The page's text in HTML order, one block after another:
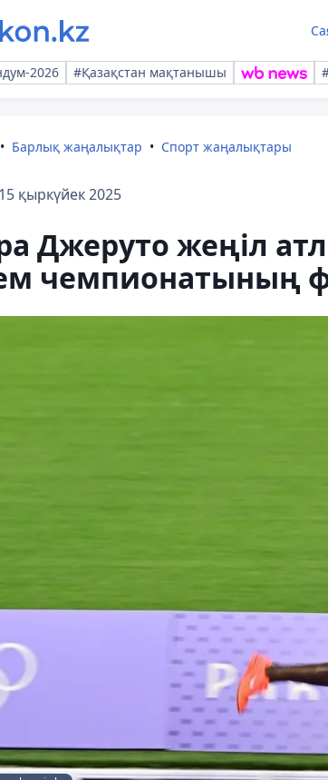
2026 #Қазақстан мақтанышы
Барлық жаңалықтар Спорт жаңалықтары
қыркүйек 2025
Джеруто жеңіл
чемпионатының